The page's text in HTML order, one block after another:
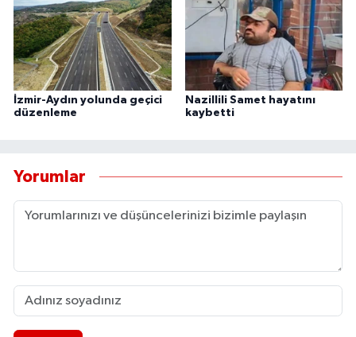
İzmir-Aydın yolunda geçici
düzenleme
Nazillili Samet hayatını
kaybetti
Yorumlar